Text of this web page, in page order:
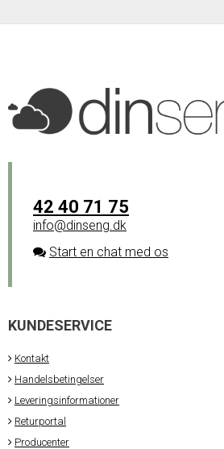
42 40 71 75
info@dinseng.dk
Start en chat med os
KUNDESERVICE
Kontakt
Handelsbetingelser
Leveringsinformationer
Returportal
Producenter